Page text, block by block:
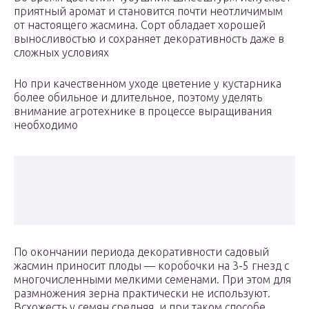
приятный аромат и становится почти неотличимым
от настоящего жасмина. Сорт обладает хорошей
выносливостью и сохраняет декоративность даже в
сложных условиях
Но при качественном уходе цветение у кустарника
более обильное и длительное, поэтому уделять
внимание агротехнике в процессе выращивания
необходимо
По окончании периода декоративности садовый
жасмин приносит плоды — коробочки на 3-5 гнезд с
многочисленными мелкими семенами. При этом для
размножения зерна практически не используют.